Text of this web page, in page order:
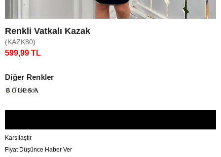
Renkli Vatkalı Kazak
(KAZK80)
599,99 TL
Diğer Renkler
Tükendi
Karşılaştır
Fiyat Düşünce Haber Ver